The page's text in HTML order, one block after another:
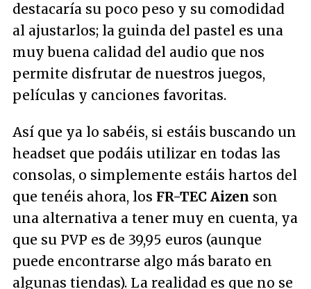
destacaría su poco peso y su comodidad
al ajustarlos; la guinda del pastel es una
muy buena calidad del audio que nos
permite disfrutar de nuestros juegos,
películas y canciones favoritas.
Así que ya lo sabéis, si estáis buscando un
headset que podáis utilizar en todas las
consolas, o simplemente estáis hartos del
que tenéis ahora, los FR-TEC Aizen son
una alternativa a tener muy en cuenta, ya
que su PVP es de 39,95 euros (aunque
puede encontrarse algo más barato en
algunas tiendas). La realidad es que no se